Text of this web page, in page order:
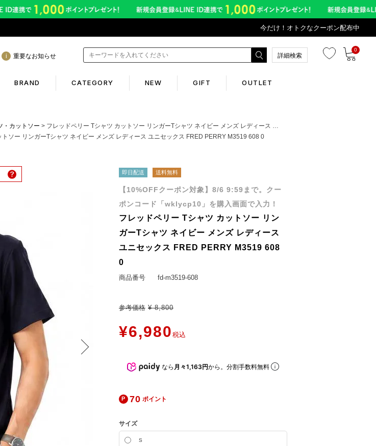
今だけ！オトクなクーポン配布中
重要なお知らせ 詳細検索
0
BRAND CATEGORY NEW GIFT OUTLET
Shopping guide Corporate
・カットソー
フレッドペリー Tシャツ カットソー リンガーTシャツ ネイビー メンズ レディース ユニセックス FRED PERRY M3519 608 0
ソー リンガーTシャツ ネイビー メンズ レディース ユニセックス FRED PERRY M3519 608 0
即日配送 送料無料
【10%OFFクーポン対象】8/6 9:59まで。クー
ポンコード「wklycp10」を購入画面で入力！
フレッドペリー Tシャツ カットソー リン
ガーTシャツ ネイビー メンズ レディース
ユニセックス FRED PERRY M3519 608
0
商品番号 fd-m3519-608
参考価格 ¥ 8,800
¥6,980 税込
なら 月々1,163円から。分割手数料無料
70 ポイント
サイズ
S